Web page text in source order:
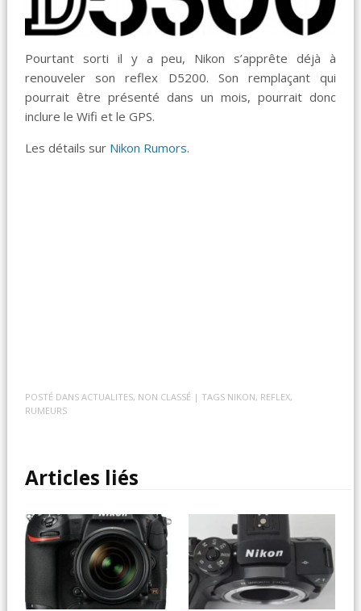
Pourtant sorti il y a peu, Nikon s’apprête déjà à
renouveler son reflex D5200. Son remplaçant qui
pourrait être présenté dans un mois, pourrait donc
inclure le Wifi et le GPS.
Les détails sur Nikon Rumors.
POSTÉ DANSACTUALITES, NON CLASSÉ | TAGS NIKON, REFLEX,
RUMEURS
Articles liés